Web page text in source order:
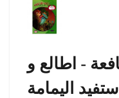
- اطالع و
استفيد اليمامة